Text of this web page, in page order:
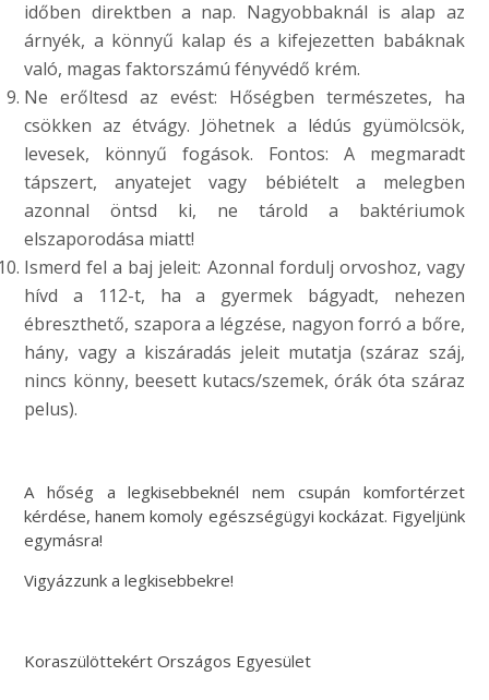
időben direktben a nap. Nagyobbaknál is alap az
árnyék, a könnyű kalap és a kifejezetten babáknak
való, magas faktorszámú fényvédő krém.
Ne erőltesd az evést: Hőségben természetes, ha
csökken az étvágy. Jöhetnek a lédús gyümölcsök,
levesek, könnyű fogások. Fontos: A megmaradt
tápszert, anyatejet vagy bébiételt a melegben
azonnal öntsd ki, ne tárold a baktériumok
elszaporodása miatt!
Ismerd fel a baj jeleit: Azonnal fordulj orvoshoz, vagy
hívd a 112-t, ha a gyermek bágyadt, nehezen
ébreszthető, szapora a légzése, nagyon forró a bőre,
hány, vagy a kiszáradás jeleit mutatja (száraz száj,
nincs könny, beesett kutacs/szemek, órák óta száraz
pelus).
A hőség a legkisebbeknél nem csupán komfortérzet
kérdése, hanem komoly egészségügyi kockázat. Figyeljünk
egymásra!
Vigyázzunk a legkisebbekre!
Koraszülöttekért Országos Egyesület